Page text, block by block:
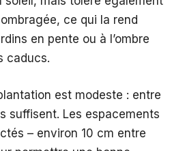
ce qui la rend
en pente ou à l’ombre
caducs.
est modeste : entre
suffisent. Les espacements
– environ 10 cm entre